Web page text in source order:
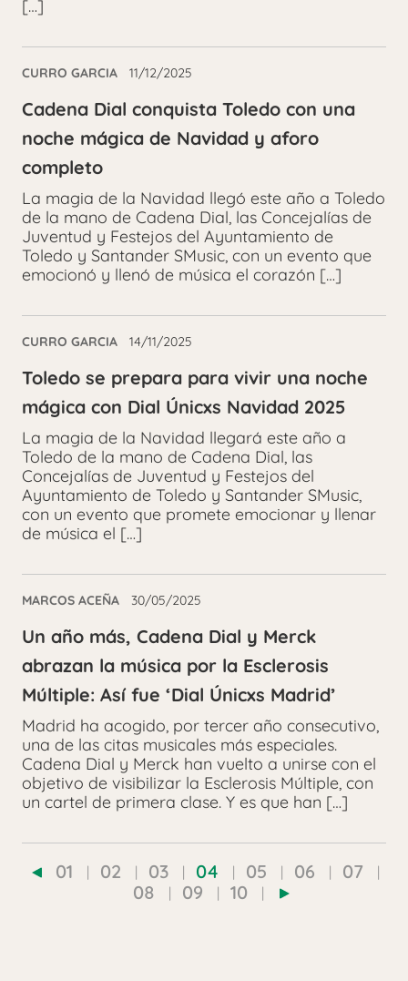
[…]
CURRO GARCIA 11/12/2025
Cadena Dial conquista Toledo con una
noche mágica de Navidad y aforo
completo
La magia de la Navidad llegó este año a Toledo
de la mano de Cadena Dial, las Concejalías de
Juventud y Festejos del Ayuntamiento de
Toledo y Santander SMusic, con un evento que
emocionó y llenó de música el corazón […]
CURRO GARCIA 14/11/2025
Toledo se prepara para vivir una noche
mágica con Dial Únicxs Navidad 2025
La magia de la Navidad llegará este año a
Toledo de la mano de Cadena Dial, las
Concejalías de Juventud y Festejos del
Ayuntamiento de Toledo y Santander SMusic,
con un evento que promete emocionar y llenar
de música el […]
MARCOS ACEÑA 30/05/2025
Un año más, Cadena Dial y Merck
abrazan la música por la Esclerosis
Múltiple: Así fue ‘Dial Únicxs Madrid’
Madrid ha acogido, por tercer año consecutivo,
una de las citas musicales más especiales.
Cadena Dial y Merck han vuelto a unirse con el
objetivo de visibilizar la Esclerosis Múltiple, con
un cartel de primera clase. Y es que han […]
01 02 03 04 05 06
07
08
09 10